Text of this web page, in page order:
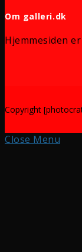
Om galleri.dk
Hjemmesiden
Copyright
Close Menu